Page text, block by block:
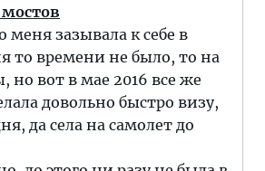
меня зазывала к себе в
то времени не было, то на
но вот в мае 2016 все же
довольно быстро визу,
да села на самолет до